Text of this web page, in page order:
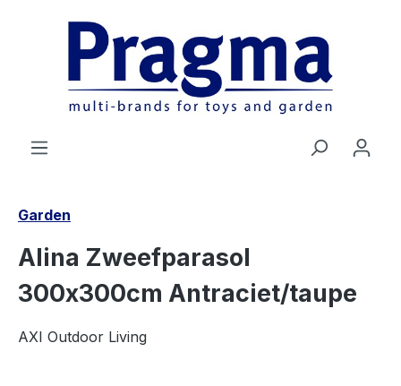
Ga naar de hoofdinhoud
Garden
Alina Zweefparasol
300x300cm Antraciet/taupe
AXI Outdoor Living